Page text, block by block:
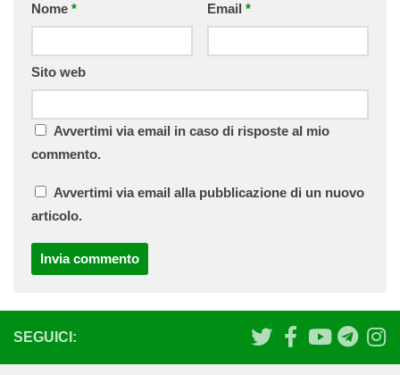
Nome * Email *
Sito web
Avvertimi via email in caso di risposte al mio
commento.
Avvertimi via email alla pubblicazione di un nuovo
articolo.
SEGUICI: